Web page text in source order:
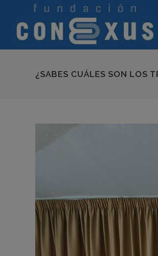
¿SABES CUÁLES SON LOS